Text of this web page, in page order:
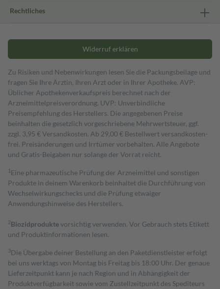
Rechtliches
Widerruf erklären
Zu Risiken und Nebenwirkungen lesen Sie die Packungsbeilage und
fragen Sie Ihre Ärztin, Ihren Arzt oder in Ihrer Apotheke. AVP:
Üblicher Apothekenverkaufspreis berechnet nach der
Arzneimittelpreisverordnung. UVP: Unverbindliche
Preisempfehlung des Herstellers. Die angegebenen Preise
beinhalten die gesetzlich vorgeschriebene Mehrwertsteuer, ggf.
zzgl. 3,95 € Versandkosten. Ab 29,00 € Bestell­wert versand­kosten­
frei. Preisänderungen und Irrtümer vorbehalten. Alle Angebote
und Gratis-Beigaben nur solange der Vorrat reicht.
1 Eine pharmazeutische Prüfung der Arzneimittel und sonstigen
Produkte in deinem Warenkorb beinhaltet die Durchführung von
Wechselwirkungschecks und die Prüfung etwaiger
Anwendungshinweise des Herstellers.
2Biozidproduktevorsichtig verwenden. Vor Gebrauch stets Etikett
und Produktinformationen lesen.
3Die Übergabe deiner Bestellung an den Paketdienstleister erfolgt
bei uns werktags von Montag bis Freitag bis 18:00 Uhr. Der genaue
Lieferzeitpunkt kann je nach Region und in Abhängigkeit der
Produktverfügbarkeit sowie vom Zustellzeitpunkt des Spediteurs